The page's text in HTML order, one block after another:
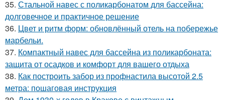
35. Стальной навес с поликарбонатом для бассейна:
долговечное и практичное решение
36. Цвет и ритм форм: обновлённый отель на побережье
марбельи.
37. Компактный навес для бассейна из поликарбоната:
защита от осадков и комфорт для вашего отдыха
38. Как построить забор из профнастила высотой 2.5
метра: пошаговая инструкция